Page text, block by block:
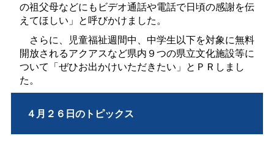
の祖父母などにもビデオ通話や電話で日頃の感謝を伝
えてほしい」と呼びかけました。
さらに、児童福祉週間中、中学生以下を対象に無料
開放されるアクアスなど県内９つの県立文化施設等に
ついて「ぜひお出かけいただきたい」とＰＲしまし
た。
４月２６日のトピックス